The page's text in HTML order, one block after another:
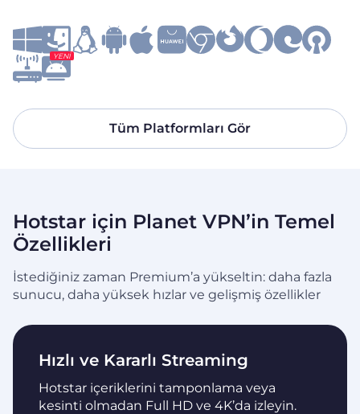
YENI
Tüm Platformları Gör
Hotstar için Planet VPN’in Temel
Özellikleri
İstediğiniz zaman Premium’a yükseltin: daha fazla
sunucu, daha yüksek hızlar ve gelişmiş özellikler
Hızlı ve Kararlı Streaming
Hotstar içeriklerini tamponlama veya
kesinti olmadan Full HD ve 4K’da izleyin.